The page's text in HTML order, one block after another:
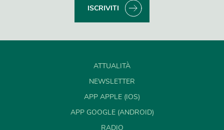
ISCRIVITI
ATTUALITÀ
NEWSLETTER
APP APPLE (IOS)
APP GOOGLE (ANDROID)
RADIO